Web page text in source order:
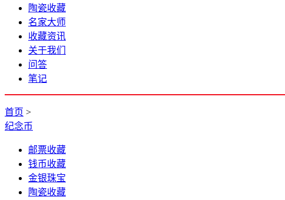
陶瓷收藏
名家大师
收藏资讯
关于我们
问答
笔记
首页 >
纪念币
邮票收藏
钱币收藏
金银珠宝
陶瓷收藏